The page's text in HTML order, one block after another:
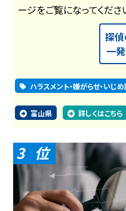
ージをご覧になってくださ
探
一
ハラスメント・嫌がらせ・いじ
富山県 詳しくはこちら
3